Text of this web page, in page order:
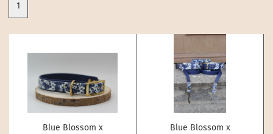
1
Blue Blossom x
Blue Blossom x